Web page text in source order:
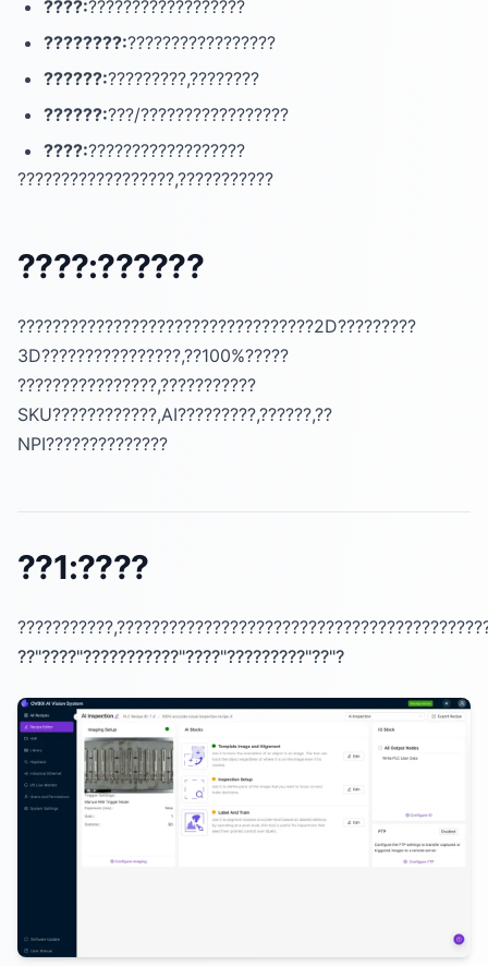
????:??????????????????
????????:?????????????????
??????:?????????,????????
??????:???/?????????????????
????:??????????????????
??????????????????,???????????
????:??????
??????????????????????????????????2D?????????
3D????????????????,??100%?????
????????????????,???????????
SKU????????????,AI?????????,??????,??
NPI??????????????
??1:????
??"????"???????????"????"?????????"??"?